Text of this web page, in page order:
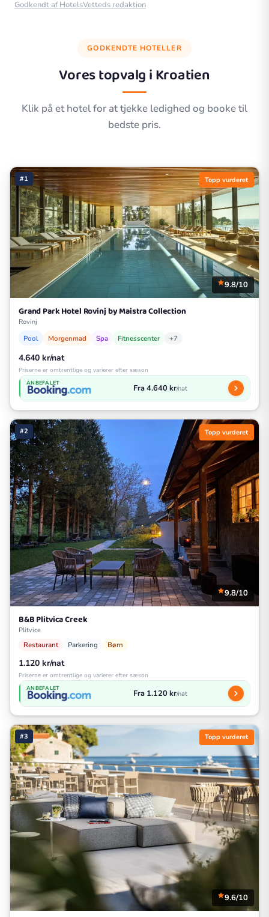
Godkendt af HotelsVetteds redaktion
GODKENDTE HOTELLER
Vores topvalg iKroatien
Klik på et hotel for at tjekke ledighed og booke til
bedste pris.
#1 Topp vurderet
9.8/10
Grand Park Hotel Rovinj by Maistra Collection
Rovinj
Pool Morgenmad Spa Fitnesscenter +7
4.640 kr/nat
Priserne er omtrentlige og varierer efter sæson
ANBEFALET Fra 4.640 kr/nat
#2 Topp vurderet
9.8/10
B&B Plitvica Creek
Plitvice
Restaurant Parkering Børn
1.120 kr/nat
Priserne er omtrentlige og varierer efter sæson
ANBEFALET Fra 1.120 kr/nat
#3 Topp vurderet
9.6/10